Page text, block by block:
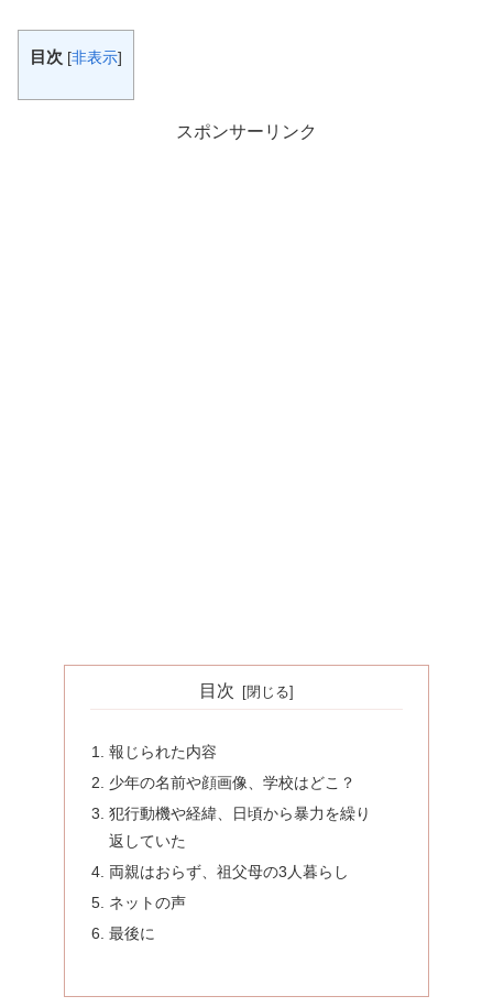
目次 [非表示]
スポンサーリンク
目次
報じられた内容
少年の名前や顔画像、学校はどこ？
犯行動機や経緯、日頃から暴力を繰り
返していた
両親はおらず、祖父母の3人暮らし
ネットの声
最後に